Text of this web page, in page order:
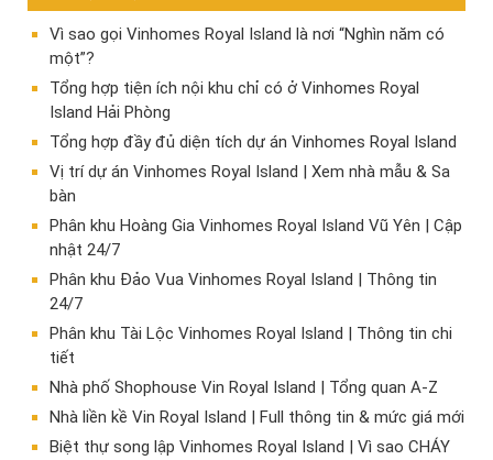
Vì sao gọi Vinhomes Royal Island là nơi “Nghìn năm có
một”?
Tổng hợp tiện ích nội khu chỉ có ở Vinhomes Royal
Island Hải Phòng
Tổng hợp đầy đủ diện tích dự án Vinhomes Royal Island
Vị trí dự án Vinhomes Royal Island | Xem nhà mẫu & Sa
bàn
Phân khu Hoàng Gia Vinhomes Royal Island Vũ Yên | Cập
nhật 24/7
Phân khu Đảo Vua Vinhomes Royal Island | Thông tin
24/7
Phân khu Tài Lộc Vinhomes Royal Island | Thông tin chi
tiết
Nhà phố Shophouse Vin Royal Island | Tổng quan A-Z
Nhà liền kề Vin Royal Island | Full thông tin & mức giá mới
​Biệt thự song lập Vinhomes Royal Island | Vì sao CHÁY